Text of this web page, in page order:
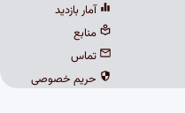
آمار بازدید
منابع
تماس
حریم خصوصی